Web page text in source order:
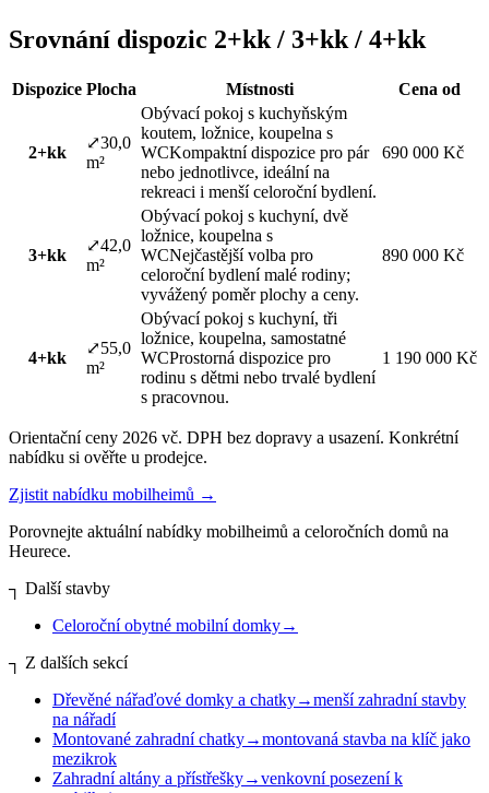
Srovnání dispozic 2+kk / 3+kk / 4+kk
Dispozice Plocha Místnosti Cena od
2+kk
⤢30,0
m²
Obývací pokoj s kuchyňským
koutem, ložnice, koupelna s
WCKompaktní dispozice pro pár
nebo jednotlivce, ideální na
rekreaci i menší celoroční bydlení.
690 000 Kč
3+kk
⤢42,0
m²
Obývací pokoj s kuchyní, dvě
ložnice, koupelna s
WCNejčastější volba pro
celoroční bydlení malé rodiny;
vyvážený poměr plochy a ceny.
890 000 Kč
4+kk
⤢55,0
m²
Obývací pokoj s kuchyní, tři
ložnice, koupelna, samostatné
WCProstorná dispozice pro
rodinu s dětmi nebo trvalé bydlení
s pracovnou.
1 190 000 Kč
Orientační ceny 2026 vč. DPH bez dopravy a usazení. Konkrétní
nabídku si ověřte u prodejce.
Zjistit nabídku mobilheimů →
Porovnejte aktuální nabídky mobilheimů a celoročních domů na
Heurece.
┐ Další stavby
Celoroční obytné mobilní domky→
┐ Z dalších sekcí
Dřevěné nářaďové domky a chatky→menší zahradní stavby
na nářadí
Montované zahradní chatky→montovaná stavba na klíč jako
mezikrok
Zahradní altány a přístřešky→venkovní posezení k